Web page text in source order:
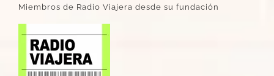
Miembros de Radio Viajera desde su fundación